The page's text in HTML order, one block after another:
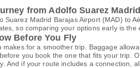
from Adolfo Suarez
Suarez Madrid Barajas Airport (MAD) to
so comparing your options early is the
Before You Fly
makes for a smoother trip. Baggage
you book the one that fits your trip.
And if your route includes a connection,